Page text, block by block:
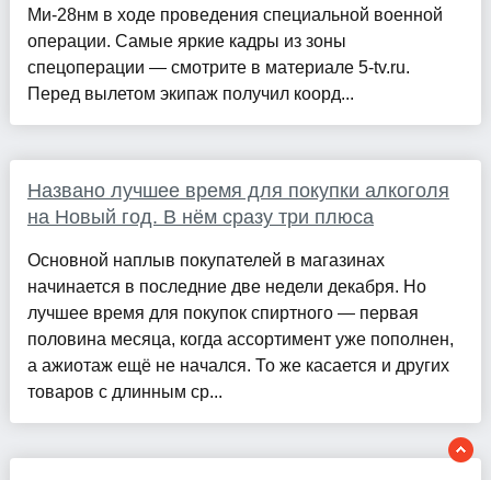
Ми-28нм в ходе проведения специальной военной
операции. Самые яркие кадры из зоны
спецоперации — смотрите в материале 5-tv.ru.
Перед вылетом экипаж получил коорд...
Названо лучшее время для покупки алкоголя
на Новый год. В нём сразу три плюса
Основной наплыв покупателей в магазинах
начинается в последние две недели декабря. Но
лучшее время для покупок спиртного — первая
половина месяца, когда ассортимент уже пополнен,
а ажиотаж ещё не начался. То же касается и других
товаров с длинным ср...